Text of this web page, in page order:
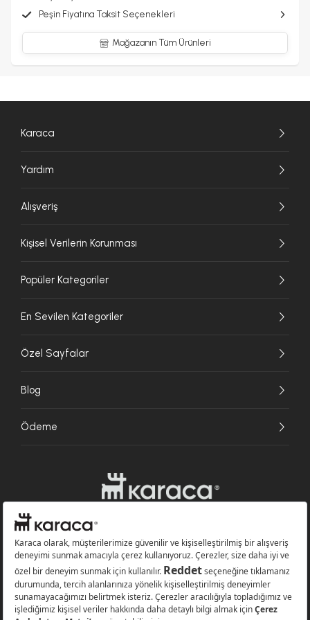
Peşin Fiyatına Taksit Seçenekleri
Mağazanın Tüm Ürünleri
Karaca
Yardım
Alışveriş
Kişisel Verilerin Korunması
Popüler Kategoriler
En Sevilen Kategoriler
Özel Sayfalar
Blog
Ödeme
Websitesinde kullanılan bazı görseller yapay zekâ (AI) ile üretilmiştir.